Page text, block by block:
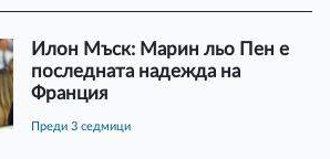
Илон Мъск: Марин льо Пен е
последната надежда на
Франция
преди 3 седмици